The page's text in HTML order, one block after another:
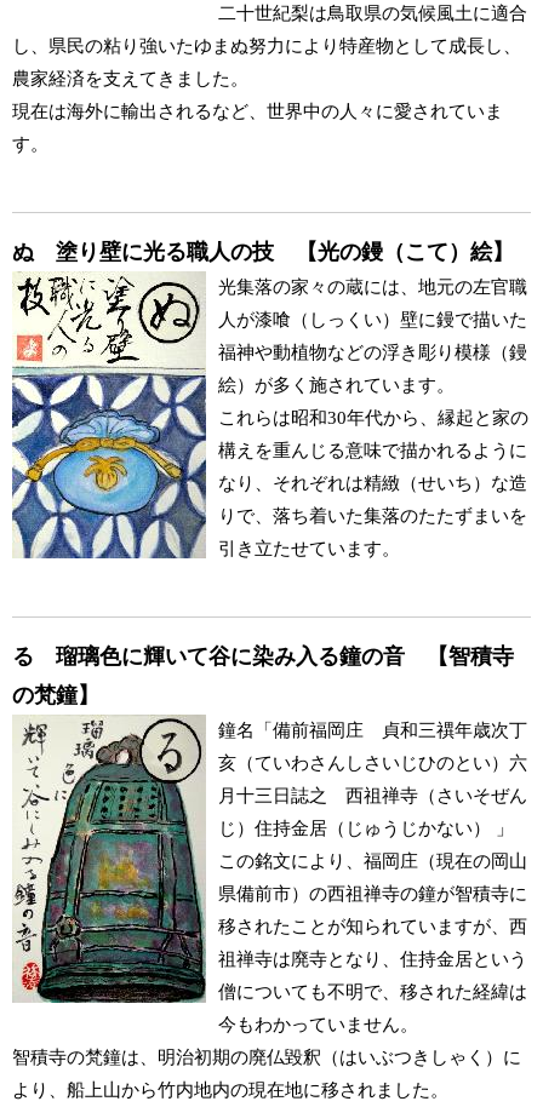
二十世紀梨は鳥取県の気候風土に適合
し、県民の粘り強いたゆまぬ努力により特産物として成長し、
農家経済を支えてきました。
現在は海外に輸出されるなど、世界中の人々に愛されていま
す。
ぬ 塗り壁に光る職人の技 【光の鏝（こて）絵】
光集落の家々の蔵には、地元の左官職
人が漆喰（しっくい）壁に鏝で描いた
福神や動植物などの浮き彫り模様（鏝
絵）が多く施されています。
これらは昭和30年代から、縁起と家の
構えを重んじる意味で描かれるように
なり、それぞれは精緻（せいち）な造
りで、落ち着いた集落のたたずまいを
引き立たせています。
る 瑠璃色に輝いて谷に染み入る鐘の音 【智積寺
の梵鐘】
鐘名「備前福岡庄 貞和三禩年歳次丁
亥（ていわさんしさいじひのとい）六
月十三日誌之 西祖禅寺（さいそぜん
じ）住持金居（じゅうじかない） 」
この銘文により、福岡庄（現在の岡山
県備前市）の西祖禅寺の鐘が智積寺に
移されたことが知られていますが、西
祖禅寺は廃寺となり、住持金居という
僧についても不明で、移された経緯は
今もわかっていません。
智積寺の梵鐘は、明治初期の廃仏毀釈（はいぶつきしゃく）に
より、船上山から竹内地内の現在地に移されました。